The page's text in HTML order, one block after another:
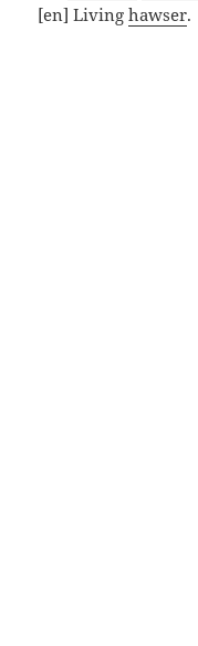
[en] Livinghawser.